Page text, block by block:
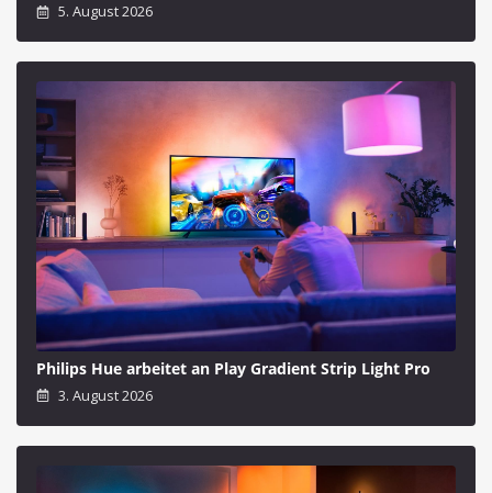
5. August 2026
Philips Hue arbeitet an Play Gradient Strip Light Pro
3. August 2026